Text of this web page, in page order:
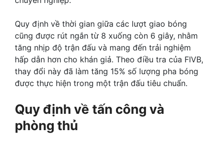
Quy định về thời gian giữa các lượt giao bóng
cũng được rút ngắn từ 8 xuống còn 6 giây, nhằm
tăng nhịp độ trận đấu và mang đến trải nghiệm
hấp dẫn hơn cho khán giả. Theo điều tra của FIVB,
thay đổi này đã làm tăng 15% số lượng pha bóng
được thực hiện trong một trận đấu tiêu chuẩn.
Quy định về tấn công và
phòng thủ